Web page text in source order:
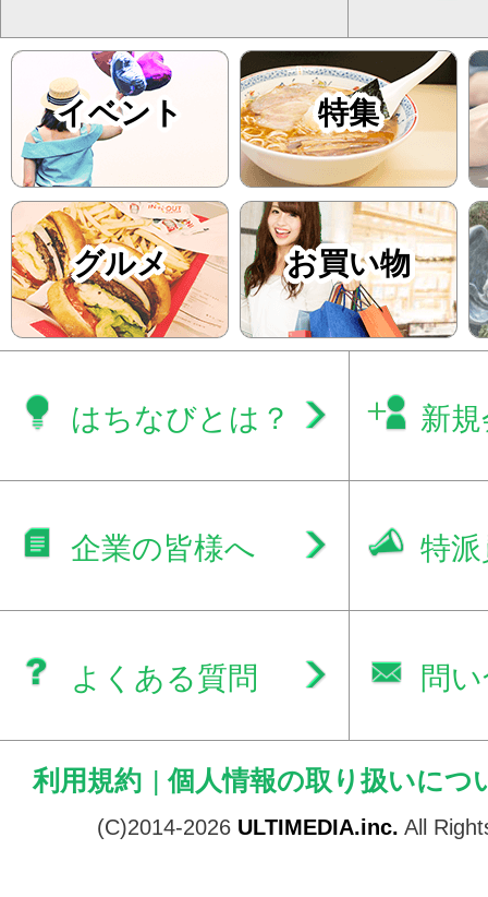
イベント 特集
グルメ お買い物
はちなびとは？ 新
企業の皆様へ 特
よくある質問 問
利用規約 | 個人情報の取り扱いにつ
(C)2014-2026 ULTIMEDIA.inc. All